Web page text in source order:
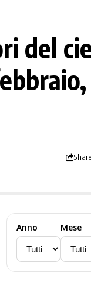
del
Share
Anno Mese